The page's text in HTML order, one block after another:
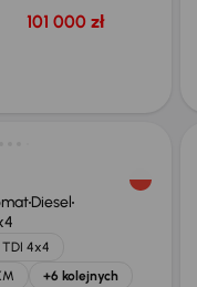
101 000 zł
Diesel
TDI 4x4
+6 kolejnych